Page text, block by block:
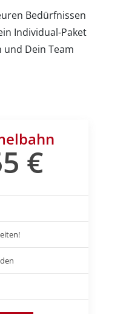
Bedürfnissen
Individual-Paket
und Dein Team
€